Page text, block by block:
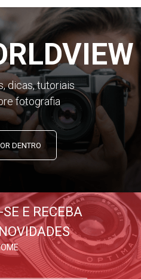
dicas, tutoriais
fotografia
DENTRO
E RECEBA